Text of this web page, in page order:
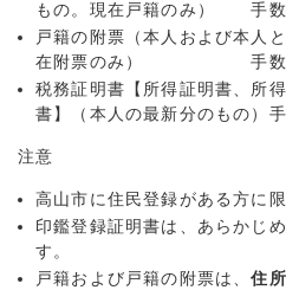
もの。現在戸籍のみ） 手数
戸籍の附票（本人および本人
在附票のみ） 手数料
税務証明書【所得証明書、所
書】（本人の最新分のもの）
注意
高山市に住民登録がある方に限
印鑑登録証明書は、あらかじ
す。
戸籍および戸籍の附票は、住